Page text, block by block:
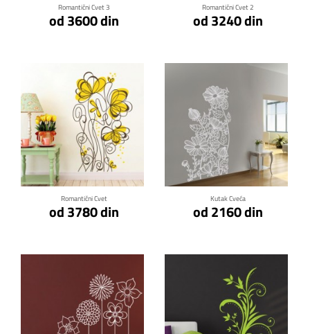
Romantični Cvet 3
od 3600 din
Romantični Cvet 2
od 3240 din
Romantični Cvet
od 3780 din
Klikni za detalje
Kutak Cveća
od 2160 din
Klikni za detalje